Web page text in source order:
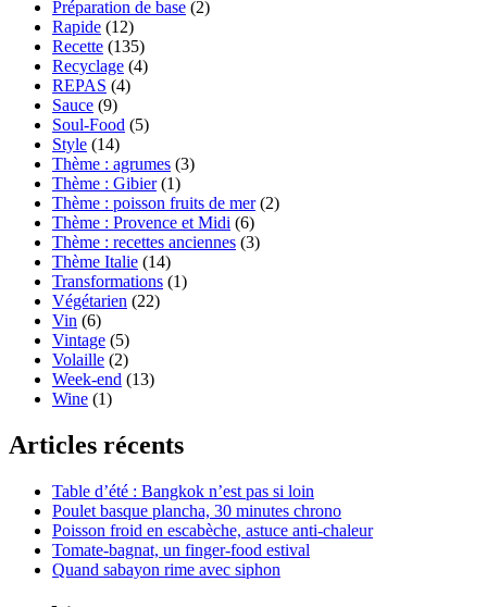
Préparation de base (2)
Rapide (12)
Recette (135)
Recyclage (4)
REPAS (4)
Sauce (9)
Soul-Food (5)
Style (14)
Thème : agrumes (3)
Thème : Gibier(1)
Thème : poisson fruits de mer(2)
Thème : Provence et Midi (6)
Thème : recettes anciennes (3)
Thème Italie (14)
Transformations (1)
Végétarien (22)
Vin (6)
Vintage (5)
Volaille (2)
Week-end (13)
Wine (1)
Articles récents
Table d’été : Bangkok n’est pas si loin
Poulet basque plancha, 30 minutes chrono
Poisson froid en escabèche, astuce anti-chaleur
Tomate-bagnat, un finger-food estival
Quand sabayon rime avec siphon